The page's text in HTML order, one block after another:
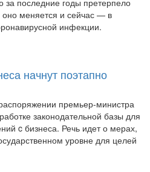
меняется и сейчас — в
инфекции.
начнут поэтапно
премьер-министра
законодательной базы для
c бизнеса. Речь идет о мерах,
уровне для целей